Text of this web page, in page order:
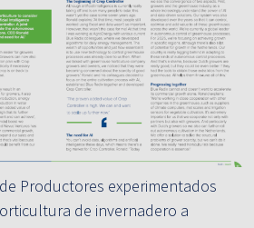
Productores experimentados
de invernadero a